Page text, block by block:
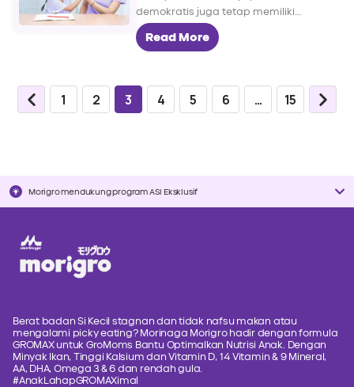
demokratis juga tetap memiliki
kekurangan bagi Si Kecil. Yuk, simak apa
saja kelebihan dan kekurangannya di
Read More
Paginasi
1 2 3 4 5 6 … 15
Morigro mendukung program ASI Eksklusif
Berat badan Si Kecil stagnan dan tidak nafsu makan atau
mengalami picky eating? Morinaga Morigro hadir dengan formula
GROMAX untuk GroMoms Bantu Optimalkan Nutrisi Anak. Dengan
Minyak Ikan, Tinggi Kalsium dan Vitamin D, 14 Vitamin & 9 Mineral,
AA, DHA, Omega 3 & 6 dan rendah gula.
#AnakLahapGROMAXimal